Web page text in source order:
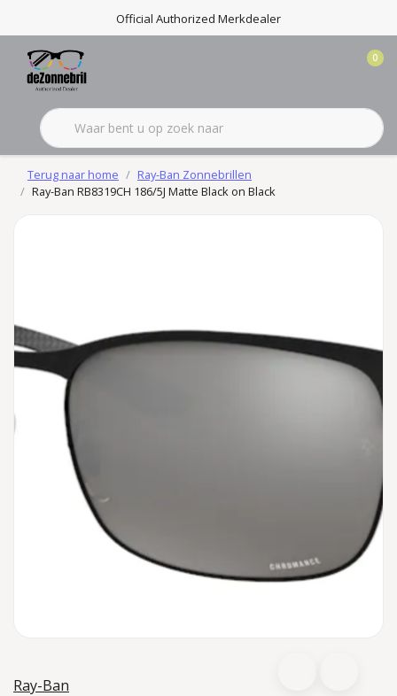
Official Authorized Merkdealer
0
Terug naar home
Ray-Ban Zonnebrillen
Ray-Ban RB8319CH 186/5J Matte Black on Black
Ray-Ban